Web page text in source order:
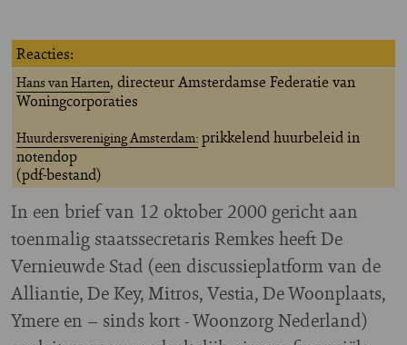
Reacties:
Hans van Harten, directeur Amsterdamse Federatie van
Woningcorporaties
Huurdersvereniging Amsterdam:prikkelend huurbeleid in
notendop
(pdf-bestand)
In een brief van 12 oktober 2000 gericht aan
toenmalig staatssecretaris Remkes heeft De
Vernieuwde Stad (een discussieplatform van de
Alliantie, De Key, Mitros, Vestia, De Woonplaats,
Ymere en – sinds kort - Woonzorg Nederland)